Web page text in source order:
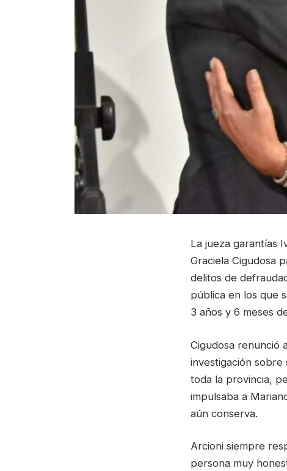
La jueza garantías
Graciela Cigudosa
delitos de
pública en los que
3 años y 6 meses
Cigudosa renunció
investigación
toda la provincia,
impulsaba a
aún conserva.
Arcioni siempre
persona muy